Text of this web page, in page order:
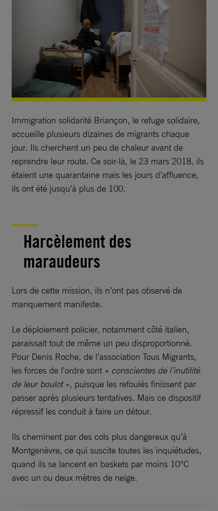
Immigration solidarité Briançon, le refuge solidaire,
accueille plusieurs dizaines de migrants chaque
jour. Ils cherchent un peu de chaleur avant de
reprendre leur route. Ce soir-là, le 23 mars 2018, ils
étaient une quarantaine mais les jours d’affluence,
ils ont été jusqu’à plus de 100.
Harcèlement des
maraudeurs
Lors de cette mission, ils n’ont pas observé de
manquement manifeste.
Le déploiement policier, notamment côté italien,
paraissait tout de même un peu disproportionné.
Pour Denis Roche, de l’association Tous Migrants,
les forces de l’ordre sont « conscientes de l’inutilité
de leur boulot», puisque les refoulés finissent par
passer après plusieurs tentatives. Mais ce dispositif
répressif les conduit à faire un détour.
Ils cheminent par des cols plus dangereux qu’à
Montgenèvre, ce qui suscite toutes les inquiétudes,
quand ils se lancent en baskets par moins 10°C
avec un ou deux mètres de neige.